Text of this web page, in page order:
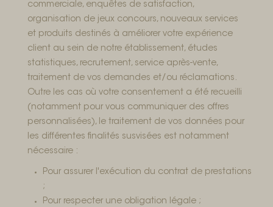
commerciale, enquêtes de satisfaction,
organisation de jeux concours, nouveaux services
et produits destinés à améliorer votre expérience
client au sein de notre établissement, études
statistiques, recrutement, service après-vente,
traitement de vos demandes et/ou réclamations.
Outre les cas où votre consentement a été recueilli
(notamment pour vous communiquer des offres
personnalisées), le traitement de vos données pour
les différentes finalités susvisées est notamment
nécessaire :
Pour assurer l'exécution du contrat de prestations
;
Pour respecter une obligation légale ;